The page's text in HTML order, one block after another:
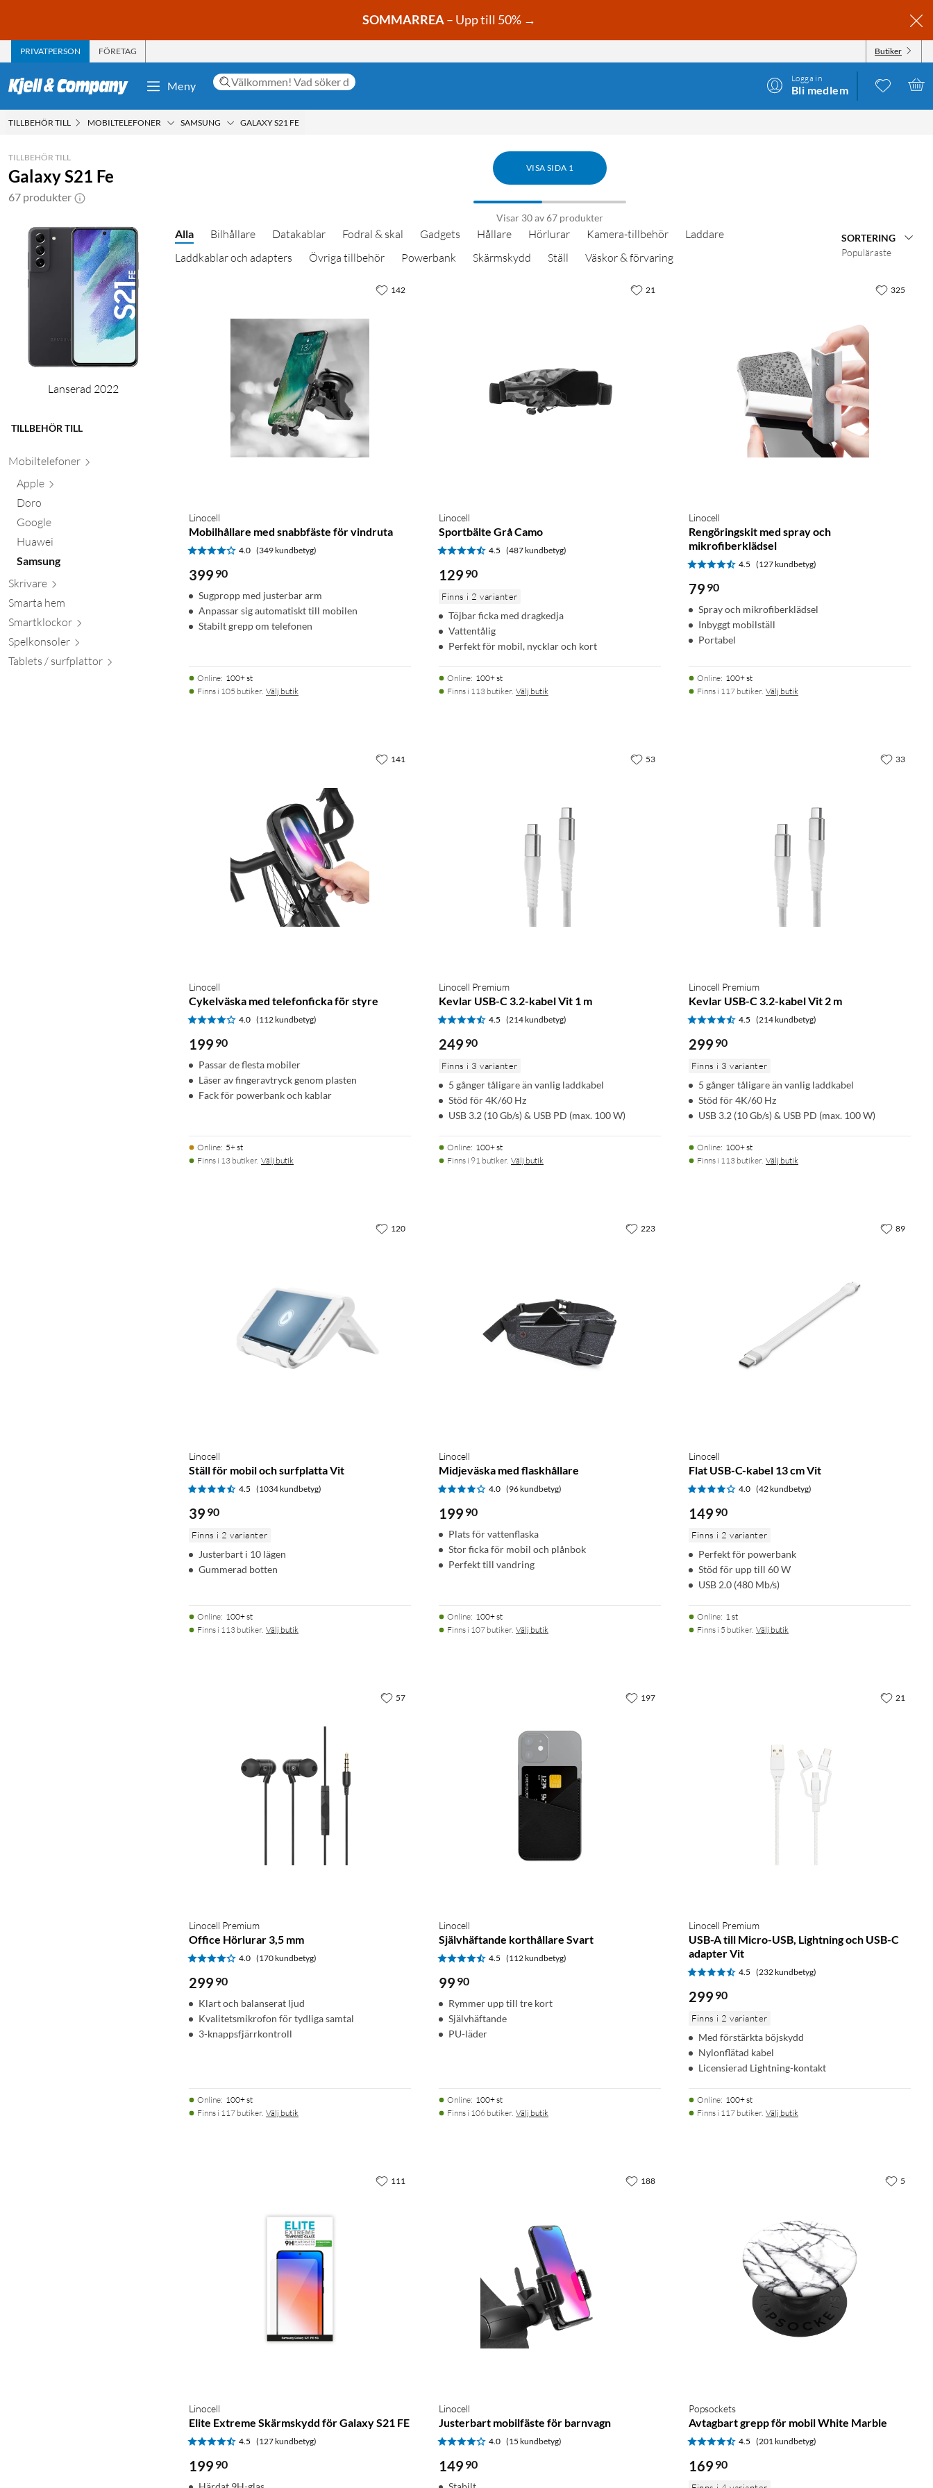
SOMMARREA– Upp till 50% →
PRIVATPERSON FÖRETAG Butiker
Meny
Logga in
Bli medlem
TILLBEHÖR TILL MOBILTELEFONER SAMSUNG GALAXY S21 FE
TILLBEHÖR TILL
Galaxy S21 Fe
67 produkter
Lanserad 2022
TILLBEHÖR TILL
Mobiltelefoner
Apple
Doro
Google
Huawei
Samsung
Skrivare
Smarta hem
Smartklockor
Spelkonsoler
Tablets / surfplattor
Alla Bilhållare Datakablar Fodral & skal Gadgets Hållare Hörlurar Kamera-tillbehör
Laddare
Laddkablar och adapters
Övriga tillbehör Powerbank Skärmskydd Ställ Väskor & förvaring
SORTERING
Populäraste
VISA SIDA 1
Visar 30 av 67 produkter
Linocell
Mobilhållare med snabbfäste för vindruta
4.0 (349 kundbetyg)
399 90
Sugpropp med justerbar arm
Anpassar sig automatiskt till mobilen
Stabilt grepp om telefonen
Online: 100+ st
Finns i 105 butiker. Välj butik
142
Linocell
Sportbälte Grå Camo
4.5 (487 kundbetyg)
129 90
Finns i 2 varianter
Töjbar ficka med dragkedja
Vattentålig
Perfekt för mobil, nycklar och kort
Online: 100+ st
Finns i 113 butiker. Välj butik
21
Linocell
Rengöringskit med spray och
mikrofiberklädsel
4.5 (127 kundbetyg)
79 90
Spray och mikrofiberklädsel
Inbyggt mobilställ
Portabel
Online: 100+ st
Finns i 117 butiker. Välj butik
325
Linocell
Cykelväska med telefonficka för styre
4.0 (112 kundbetyg)
199 90
Passar de flesta mobiler
Läser av fingeravtryck genom plasten
Fack för powerbank och kablar
Online: 5+ st
Finns i 13 butiker. Välj butik
141
Linocell Premium
Kevlar USB-C 3.2-kabel Vit 1 m
4.5 (214 kundbetyg)
249 90
Finns i 3 varianter
5 gånger tåligare än vanlig laddkabel
Stöd för 4K/60 Hz
USB 3.2 (10 Gb/s) & USB PD (max. 100 W)
Online: 100+ st
Finns i 91 butiker. Välj butik
53
Linocell Premium
Kevlar USB-C 3.2-kabel Vit 2 m
4.5 (214 kundbetyg)
299 90
Finns i 3 varianter
5 gånger tåligare än vanlig laddkabel
Stöd för 4K/60 Hz
USB 3.2 (10 Gb/s) & USB PD (max. 100 W)
Online: 100+ st
Finns i 113 butiker. Välj butik
33
Linocell
Ställ för mobil och surfplatta Vit
4.5 (1034 kundbetyg)
39 90
Finns i 2 varianter
Justerbart i 10 lägen
Gummerad botten
Online: 100+ st
Finns i 113 butiker. Välj butik
120
Linocell
Midjeväska med flaskhållare
4.0 (96 kundbetyg)
199 90
Plats för vattenflaska
Stor ficka för mobil och plånbok
Perfekt till vandring
Online: 100+ st
Finns i 107 butiker. Välj butik
223
Linocell
Flat USB-C-kabel 13 cm Vit
4.0 (42 kundbetyg)
149 90
Finns i 2 varianter
Perfekt för powerbank
Stöd för upp till 60 W
USB 2.0 (480 Mb/s)
Online: 1 st
Finns i 5 butiker. Välj butik
89
Linocell Premium
Office Hörlurar 3,5 mm
4.0 (170 kundbetyg)
299 90
Klart och balanserat ljud
Kvalitetsmikrofon för tydliga samtal
3-knappsfjärrkontroll
Online: 100+ st
Finns i 117 butiker. Välj butik
57
Linocell
Självhäftande korthållare Svart
4.5 (112 kundbetyg)
99 90
Rymmer upp till tre kort
Självhäftande
PU-läder
Online: 100+ st
Finns i 106 butiker. Välj butik
197
Linocell Premium
USB-A till Micro-USB, Lightning och USB-C
adapter Vit
4.5 (232 kundbetyg)
299 90
Finns i 2 varianter
Med förstärkta böjskydd
Nylonflätad kabel
Licensierad Lightning-kontakt
Online: 100+ st
Finns i 117 butiker. Välj butik
21
Linocell
Elite Extreme Skärmskydd för Galaxy S21 FE
4.5 (127 kundbetyg)
199 90
111
Linocell
Justerbart mobilfäste för barnvagn
4.0 (15 kundbetyg)
149 90
188
Popsockets
Avtagbart grepp för mobil White Marble
4.5 (201 kundbetyg)
169 90
5